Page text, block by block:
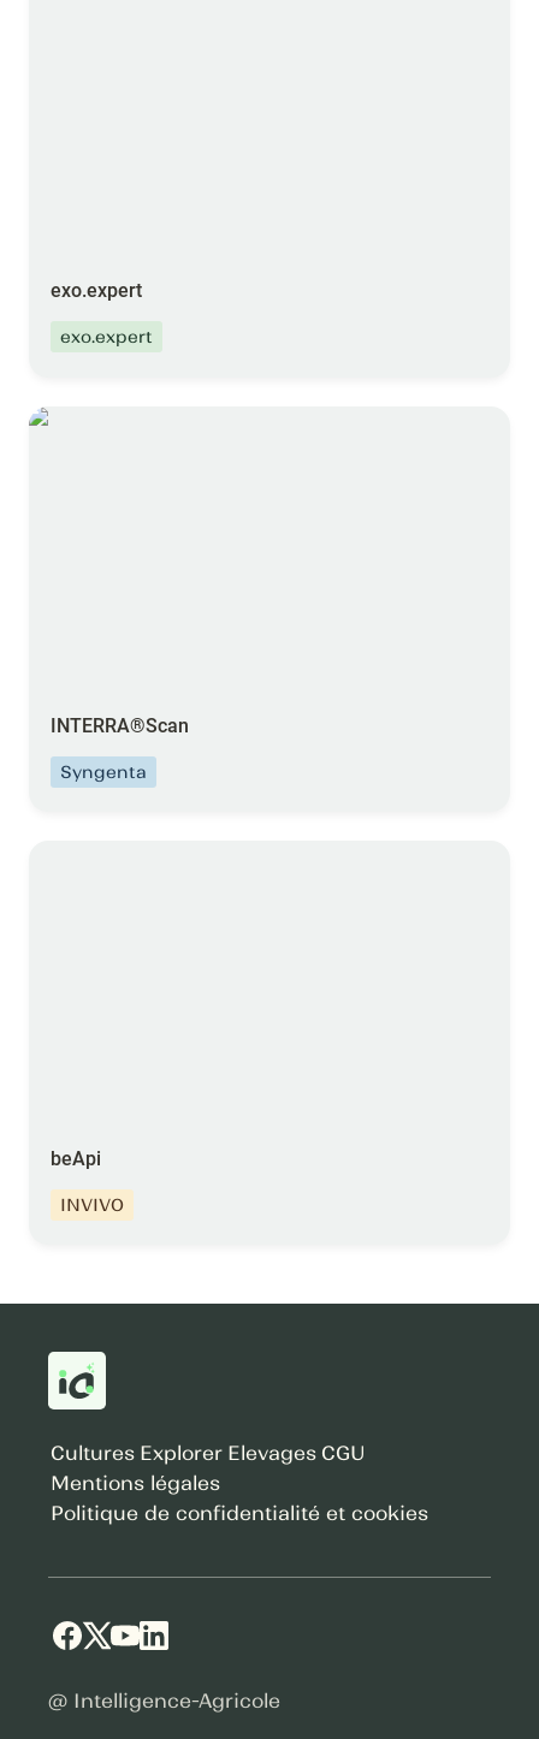
exo.expert
exo.expert
INTERRA®Scan
INTERRA®Scan
Syngenta
beApi
INVIVO
Cultures Explorer Elevages CGU
Mentions légales
Politique de confidentialité et cookies
@ Intelligence-Agricole